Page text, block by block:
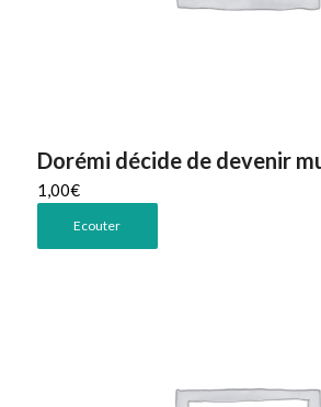
Dorémi décide de devenir
1,00€
Ecouter